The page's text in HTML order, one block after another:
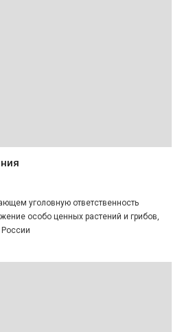
уголовную ответственность
особо ценных растений и грибов,